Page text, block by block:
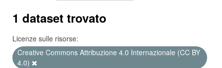
1 dataset trovato
Licenze sulle risorse:
Creative Commons Attribuzione 4.0 Internazionale (CC BY
4.0)